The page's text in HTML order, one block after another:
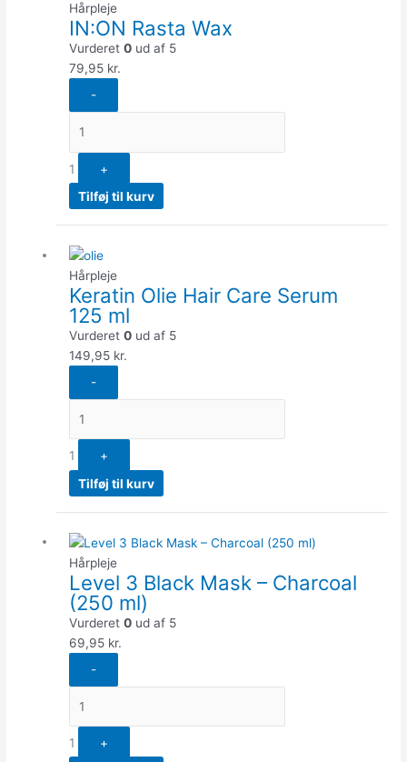
Hårpleje
IN:ON Rasta Wax
Vurderet 0ud af 5
79,95 kr.
-
1
+
Tilføj til kurv
Hårpleje
Keratin Olie Hair Care Serum
125 ml
Vurderet 0ud af 5
149,95 kr.
-
1
+
Tilføj til kurv
Hårpleje
Level 3 Black Mask – Charcoal
(250 ml)
Vurderet 0ud af 5
69,95 kr.
-
1
+